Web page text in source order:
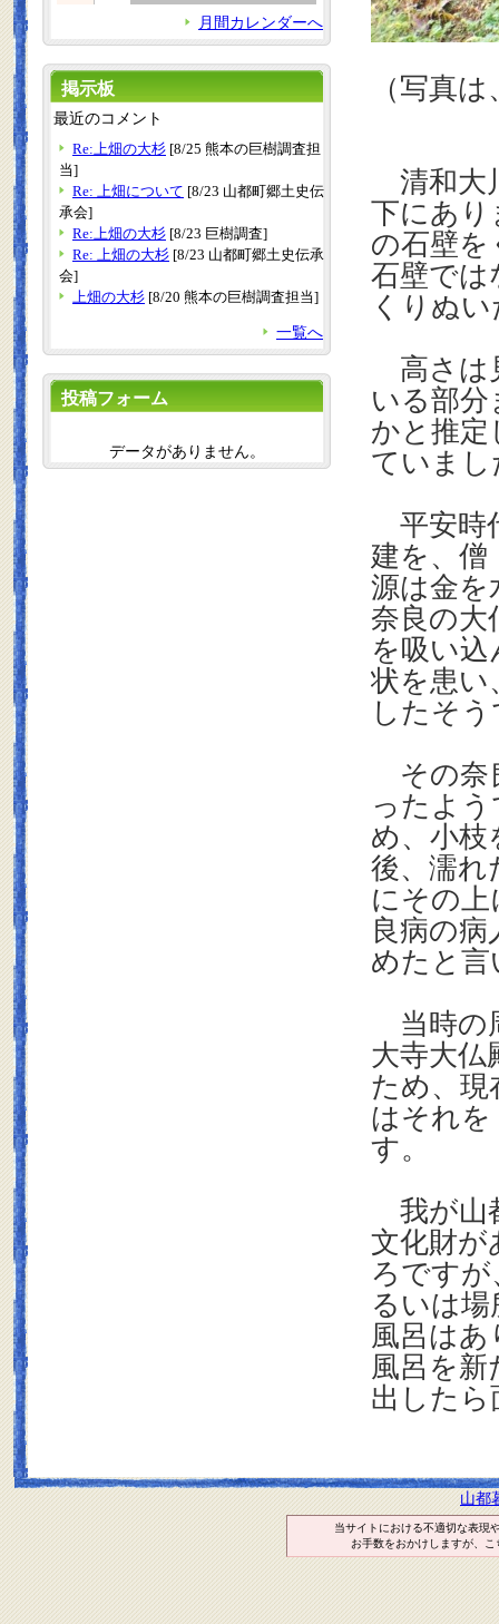
（写真
清和大
下にあり
の石壁
石壁では
くりぬ
高さは
いる部
かと推
ていまし
平安時
建を、僧
源は金を
奈良の大
を吸い
状を患い
したそ
その奈
ったよ
め、小枝
後、濡れ
にその
良病の
めたと言
当時の
大寺大仏
ため、現
はそれを
す。
我が山
文化財が
ろです
るいは場
風呂はあ
風呂を新
出した
月間カレンダーへ
掲示板
最近のコメント
Re:上畑の大杉 [8/25 熊本の巨樹調査担
当]
Re: 上畑について [8/23 山都町郷土史伝
承会]
Re:上畑の大杉 [8/23 巨樹調査]
Re: 上畑の大杉 [8/23 山都町郷土史伝承
会]
上畑の大杉 [8/20 熊本の巨樹調査担当]
一覧へ
投稿フォーム
データがありません。
山都
当サイトにおける不適切な表現
お手数をおかけしますが、こ